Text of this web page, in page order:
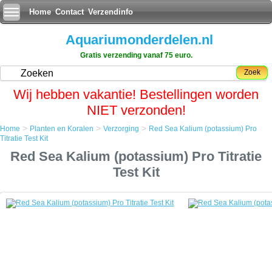
Home Contact Verzendinfo
Aquariumonderdelen.nl
Gratis verzending vanaf 75 euro.
Zoek
Wij hebben vakantie! Bestellingen worden
NIET verzonden!
Home
Verzorging
Red Sea Kalium (potassium) Pro Titratie Test Kit
Home > Planten en Koralen > Verzorging > Red Sea Kalium (potassium) Pro
Titratie Test Kit
Red Sea Kalium (potassium) Pro Titratie
Test Kit